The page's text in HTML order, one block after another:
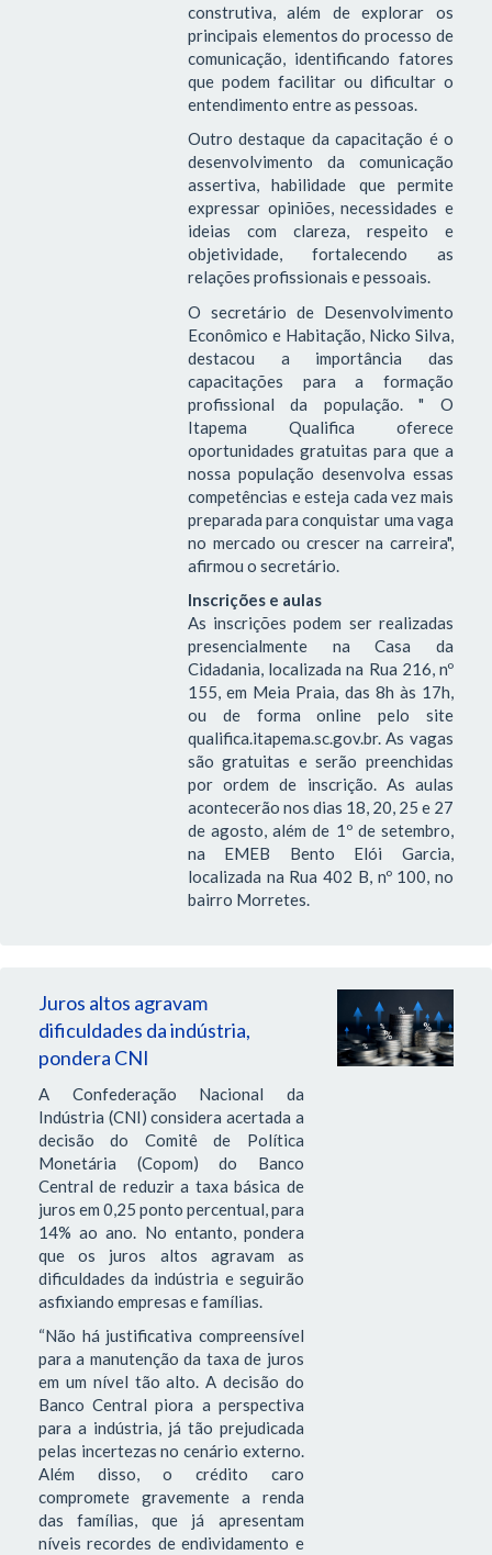
construtiva, além de explorar os
principais elementos do processo de
comunicação, identificando fatores
que podem facilitar ou dificultar o
entendimento entre as pessoas.
Outro destaque da capacitação é o
desenvolvimento da comunicação
assertiva, habilidade que permite
expressar opiniões, necessidades e
ideias com clareza, respeito e
objetividade, fortalecendo as
relações profissionais e pessoais.
O secretário de Desenvolvimento
Econômico e Habitação, Nicko Silva,
destacou a importância das
capacitações para a formação
profissional da população. " O
Itapema Qualifica oferece
oportunidades gratuitas para que a
nossa população desenvolva essas
competências e esteja cada vez mais
preparada para conquistar uma vaga
no mercado ou crescer na carreira",
afirmou o secretário.
Inscrições e aulas
As inscrições podem ser realizadas
presencialmente na Casa da
Cidadania, localizada na Rua 216, nº
155, em Meia Praia, das 8h às 17h,
ou de forma online pelo site
qualifica.itapema.sc.gov.br. As vagas
são gratuitas e serão preenchidas
por ordem de inscrição. As aulas
acontecerão nos dias 18, 20, 25 e 27
de agosto, além de 1º de setembro,
na EMEB Bento Elói Garcia,
localizada na Rua 402 B, nº 100, no
bairro Morretes.
Juros altos agravam
dificuldades da indústria,
pondera CNI
A Confederação Nacional da
Indústria (CNI) considera acertada a
decisão do Comitê de Política
Monetária (Copom) do Banco
Central de reduzir a taxa básica de
juros em 0,25 ponto percentual, para
14% ao ano. No entanto, pondera
que os juros altos agravam as
dificuldades da indústria e seguirão
asfixiando empresas e famílias.
“Não há justificativa compreensível
para a manutenção da taxa de juros
em um nível tão alto. A decisão do
Banco Central piora a perspectiva
para a indústria, já tão prejudicada
pelas incertezas no cenário externo.
Além disso, o crédito caro
compromete gravemente a renda
das famílias, que já apresentam
níveis recordes de endividamento e